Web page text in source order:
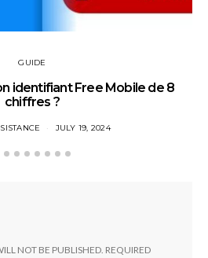
GUIDE
identifiant Free Mobile de 8
chiffres ?
JULY 19, 2024
NOT BE PUBLISHED. REQUIRED